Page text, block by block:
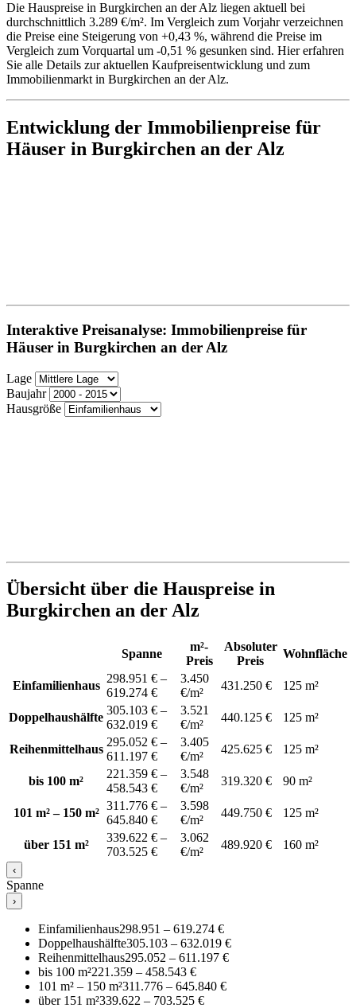
Die Hauspreise in Burgkirchen an der Alz liegen aktuell bei
durchschnittlich 3.289 €/m². Im Vergleich zum Vorjahr verzeichnen
die Preise eine Steigerung von +0,43 %, während die Preise im
Vergleich zum Vorquartal um -0,51 % gesunken sind. Hier erfahren
Sie alle Details zur aktuellen Kaufpreisentwicklung und zum
Immobilienmarkt in Burgkirchen an der Alz.
Entwicklung der Immobilienpreise für
Häuser in Burgkirchen an der Alz
Interaktive Preisanalyse: Immobilienpreise für
Häuser in Burgkirchen an der Alz
Lage
Baujahr
Hausgröße
Übersicht über die Hauspreise in
Burgkirchen an der Alz
Spanne
m²-
Preis
Absoluter
Preis
Wohnfläche
Einfamilienhaus
298.951 € –
619.274 €
3.450
€/m²
431.250 € 125 m²
Doppelhaushälfte
305.103 € –
632.019 €
3.521
€/m²
440.125 € 125 m²
Reihenmittelhaus
295.052 € –
611.197 €
3.405
€/m²
425.625 € 125 m²
bis 100 m²
221.359 € –
458.543 €
3.548
€/m²
319.320 € 90 m²
101 m² – 150 m²
311.776 € –
645.840 €
3.598
€/m²
449.750 € 125 m²
über 151 m²
339.622 € –
703.525 €
3.062
€/m²
489.920 € 160 m²
‹
Spanne
›
Einfamilienhaus298.951 – 619.274 €
Doppelhaushälfte305.103 – 632.019 €
Reihenmittelhaus295.052 – 611.197 €
bis 100 m²221.359 – 458.543 €
101 m² – 150 m²311.776 – 645.840 €
über 151 m²339.622 – 703.525 €